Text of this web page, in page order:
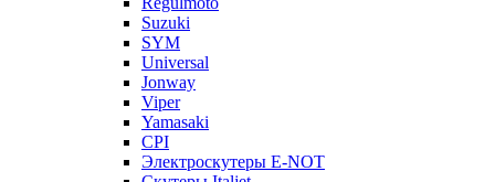
Suzuki
SYM
Universal
Jonway
Viper
Yamasaki
CPI
Электроскутеры E-NOT